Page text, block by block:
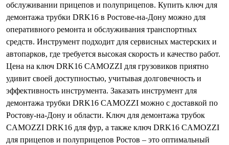
обслуживании прицепов и полуприцепов. Купить ключ для
демонтажа трубки DRK16 в Ростове-на-Дону можно для
оперативного ремонта и обслуживания транспортных
средств. Инструмент подходит для сервисных мастерских и
автопарков, где требуется высокая скорость и качество работ.
Цена на ключ DRK16 CAMOZZI для грузовиков приятно
удивит своей доступностью, учитывая долговечность и
эффективность инструмента. Заказать инструмент для
демонтажа трубки DRK16 CAMOZZI можно с доставкой по
Ростову-на-Дону и области. Ключ для демонтажа трубок
CAMOZZI DRK16 для фур, а также ключ DRK16 CAMOZZI
для прицепов и полуприцепов Ростов – это оптимальный